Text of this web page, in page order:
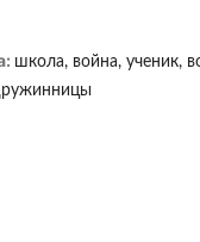
школа, война, ученик,